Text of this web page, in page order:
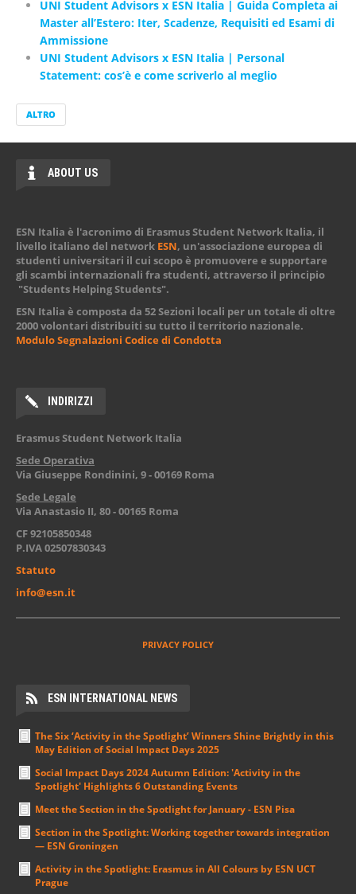
UNI Student Advisors x ESN Italia | Come ottenere un
Dottorato all’estero: guida per studenti ambiziosi
UNI Student Advisors x ESN Italia | Guida Completa ai
Master all’Estero: Iter, Scadenze, Requisiti ed Esami di
UNI Student Advisors x ESN Italia | Personal
Statement: cos’è e come scriverlo al meglio
ESN Italia è l'acronimo di Erasmus Student Network Italia, il
livello italiano del networkESN
studenti universitari il cui scopo è promuovere e supportare
gli scambi internazionali fra studenti, attraverso il principio
"Students Helping Students".
INDIRIZZI
Erasmus Student Network Italia
Sede Operativa
Via Giuseppe Rondinini, 9 - 00169 Roma
Sede Legale
Via Anastasio II, 80 - 00165 Roma
CF 92105850348
P.IVA 02507830343
Statuto
ESN INTERNATIONAL NEWS
The Six ‘Activity in the Spotlight’ Winners Shine Brightly in this
May Edition of Social Impact Days 2025
Social Impact Days 2024 Autumn Edition: 'Activity in the
Spotlight' Highlights 6 Outstanding Events
Meet the Section in the Spotlight for January - ESN Pisa
Section in the Spotlight: Working together towards integration
— ESN Groningen